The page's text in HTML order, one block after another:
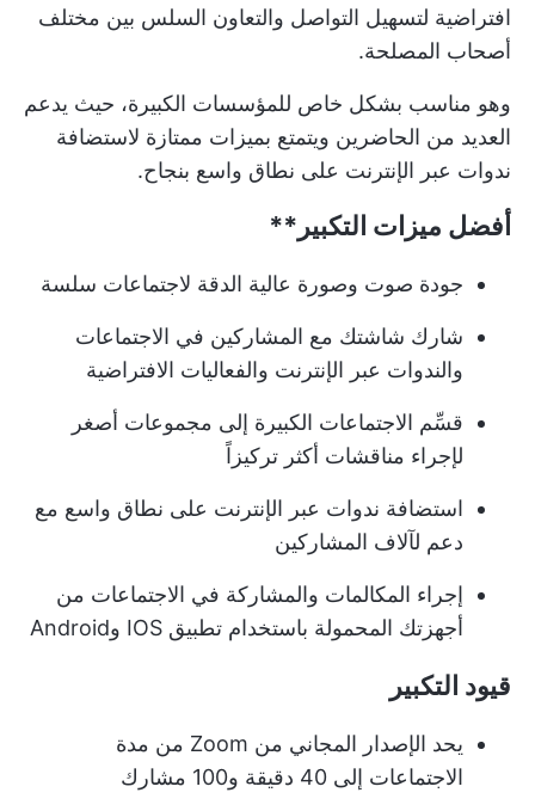
افتراضية لتسهيل التواصل والتعاون السلس بين مختلف
أصحاب المصلحة.
وهو مناسب بشكل خاص للمؤسسات الكبيرة، حيث يدعم
العديد من الحاضرين ويتمتع بميزات ممتازة لاستضافة
ندوات عبر الإنترنت على نطاق واسع بنجاح.
أفضل ميزات التكبير**
جودة صوت وصورة عالية الدقة لاجتماعات سلسة
شارك شاشتك مع المشاركين في الاجتماعات
والندوات عبر الإنترنت والفعاليات الافتراضية
قسِّم الاجتماعات الكبيرة إلى مجموعات أصغر
لإجراء مناقشات أكثر تركيزاً
استضافة ندوات عبر الإنترنت على نطاق واسع مع
دعم لآلاف المشاركين
إجراء المكالمات والمشاركة في الاجتماعات من
أجهزتك المحمولة باستخدام تطبيق IOS وAndroid
قيود التكبير
يحد الإصدار المجاني من Zoom من مدة
الاجتماعات إلى 40 دقيقة و100 مشارك